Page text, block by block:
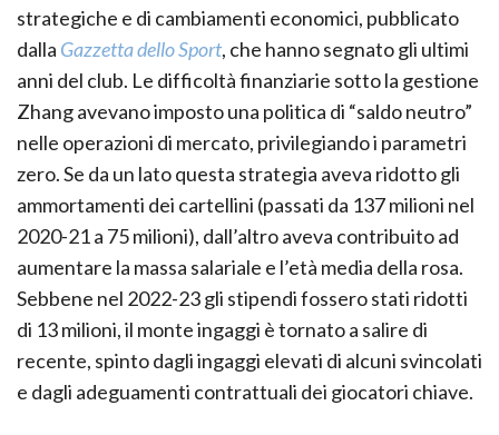
strategiche e di cambiamenti economici, pubblicato
dalla Gazzetta dello Sport, che hanno segnato gli ultimi
anni del club. Le difficoltà finanziarie sotto la gestione
Zhang avevano imposto una politica di “saldo neutro”
nelle operazioni di mercato, privilegiando i parametri
zero. Se da un lato questa strategia aveva ridotto gli
ammortamenti dei cartellini (passati da 137 milioni nel
2020-21 a 75 milioni), dall’altro aveva contribuito ad
aumentare la massa salariale e l’età media della rosa.
Sebbene nel 2022-23 gli stipendi fossero stati ridotti
di 13 milioni, il monte ingaggi è tornato a salire di
recente, spinto dagli ingaggi elevati di alcuni svincolati
e dagli adeguamenti contrattuali dei giocatori chiave.